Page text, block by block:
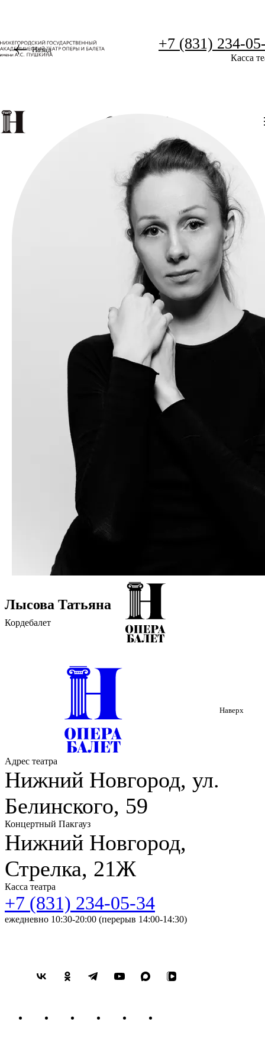
+7 (831) 234-
Касса
Назад
Лысова Татьяна
Кордебалет
Наверх
Адрес театра
Нижний Новгород, ул.
Белинского, 59
Концертный Пакгауз
Нижний Новгород,
Стрелка, 21Ж
Касса театра
+7 (831) 234-05-34
ежедневно 10:30-20:00 (перерыв 14:00-14:30)